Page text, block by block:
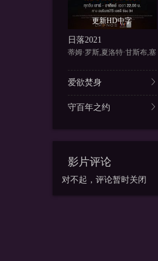
更新HD中字
日落2021
蒂姆·罗斯,夏洛特·甘斯布,塞
爱欲焚身
守百年之约
影片评论
对不起，评论暂时关闭